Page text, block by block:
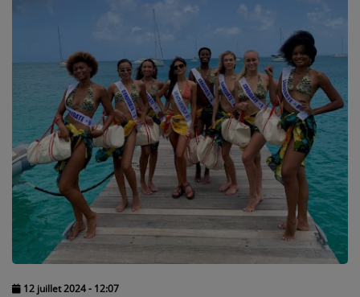
LES ÉVENTS DE VOS ÎLES
Participez
DÉDICACES
JEUX CONCOURS
T'CHAT
Tous vos jeux
12 juillet 2024 - 12:07